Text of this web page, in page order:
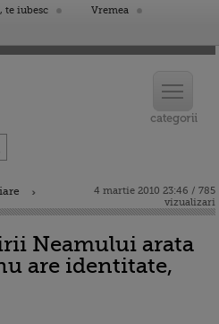
te iubesc
Vremea
4 martie 2010 23:46 / 785
vizualizari
Neamului arata
are identitate,